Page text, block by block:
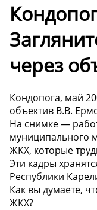
через
Кондопога, май
объектив В.В.
На снимке —
муниципального
ЖКХ, которые
Эти кадры
Республики
Как вы думаете,
ЖКХ?